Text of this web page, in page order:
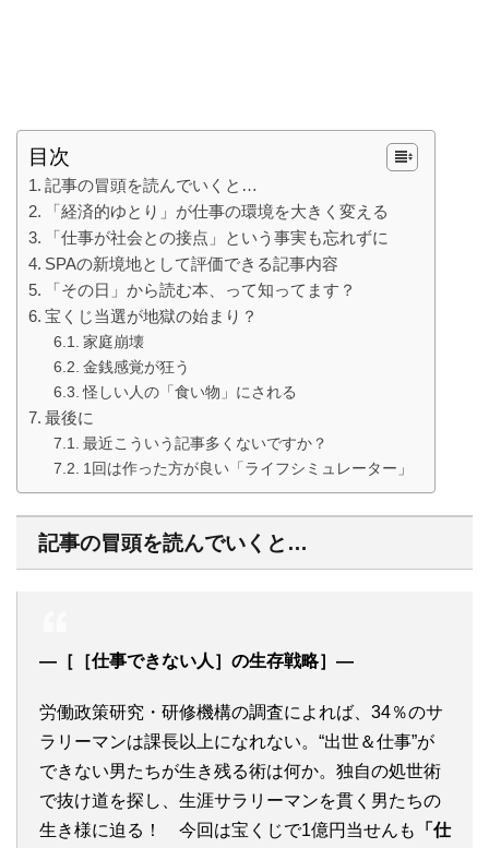
目次
記事の冒頭を読んでいくと…
「経済的ゆとり」が仕事の環境を大きく変える
「仕事が社会との接点」という事実も忘れずに
SPAの新境地として評価できる記事内容
「その日」から読む本、って知ってます？
宝くじ当選が地獄の始まり？
家庭崩壊
金銭感覚が狂う
怪しい人の「食い物」にされる
最後に
最近こういう記事多くないですか？
1回は作った方が良い「ライフシミュレーター」
記事の冒頭を読んでいくと…
―［［仕事できない人］の生存戦略］―
労働政策研究・研修機構の調査によれば、34％のサ
ラリーマンは課長以上になれない。“出世＆仕事”が
できない男たちが生き残る術は何か。独自の処世術
で抜け道を探し、生涯サラリーマンを貫く男たちの
生き様に迫る！ 今回は宝くじで1億円当せんも
「仕